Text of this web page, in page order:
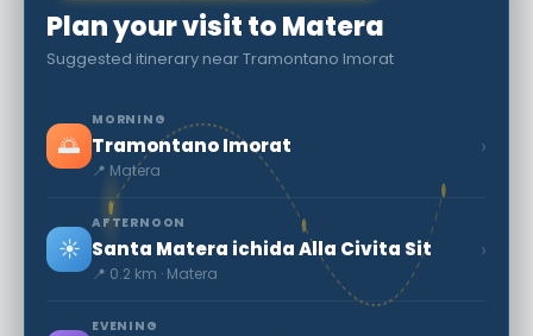
Plan your visit to Matera
Suggested itinerary near Tramontano Imorat
🌅
MORNING
Tramontano Imorat
📍 Matera
›
☀️
AFTERNOON
Santa Matera ichida Alla Civita Sit
📍 0.2 km · Matera
›
EVENING